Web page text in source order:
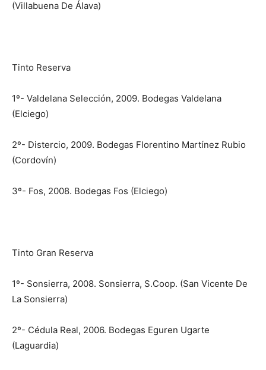
(Villabuena De Álava)
Tinto Reserva
1º- Valdelana Selección, 2009. Bodegas Valdelana
(Elciego)
2º- Distercio, 2009. Bodegas Florentino Martínez Rubio
(Cordovín)
3º- Fos, 2008. Bodegas Fos (Elciego)
Tinto Gran Reserva
1º- Sonsierra, 2008. Sonsierra, S.Coop. (San Vicente De
La Sonsierra)
2º- Cédula Real, 2006. Bodegas Eguren Ugarte
(Laguardia)